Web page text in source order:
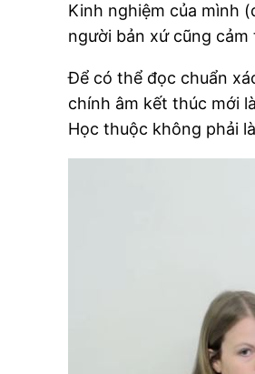
Kinh nghiệm của mình
người bản xứ cũng
Để có thể đọc chuẩn
chính âm kết thúc mới là
Học thuộc không phải